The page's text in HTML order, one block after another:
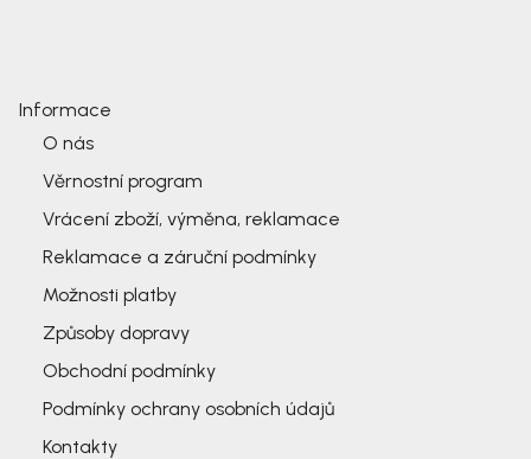
Informace
O nás
Věrnostní program
Vrácení zboží, výměna, reklamace
Reklamace a záruční podmínky
Možnosti platby
Způsoby dopravy
Obchodní podmínky
Podmínky ochrany osobních údajů
Kontakty